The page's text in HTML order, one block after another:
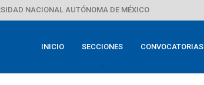
NACIONAL AUTÓNOMA DE MÉXICO
INICIO SECCIONES CONVOCATORIAS